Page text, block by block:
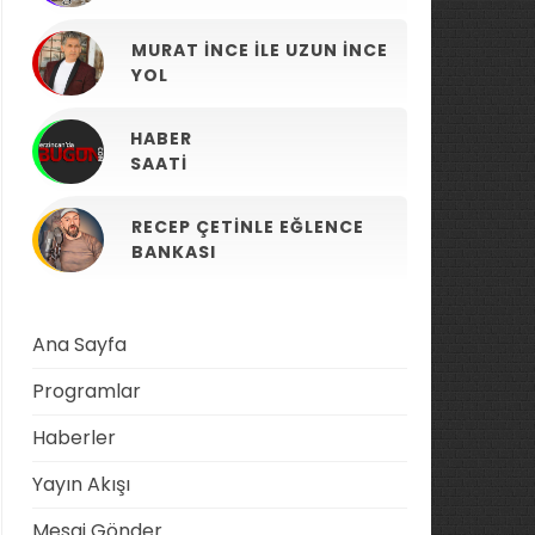
MURAT İNCE ILE UZUN İNCE
YOL
HABER
SAATI
RECEP ÇETINLE EĞLENCE
BANKASI
Ana Sayfa
Programlar
Haberler
Yayın Akışı